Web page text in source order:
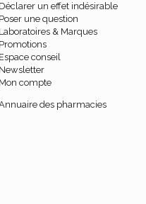
Déclarer un effet indésirable
Poser une question
Laboratoires & Marques
Promotions
Espace conseil
Newsletter
Mon compte
des pharmacies